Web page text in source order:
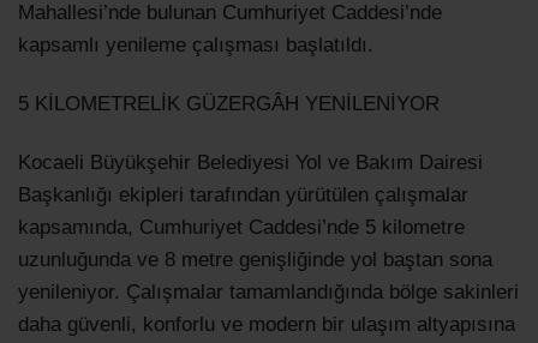
Mahallesi’nde bulunan Cumhuriyet Caddesi’nde
kapsamlı yenileme çalışması başlatıldı.
5 KİLOMETRELİK GÜZERGÂH YENİLENİYOR
Kocaeli Büyükşehir Belediyesi Yol ve Bakım Dairesi
Başkanlığı ekipleri tarafından yürütülen çalışmalar
kapsamında, Cumhuriyet Caddesi’nde 5 kilometre
uzunluğunda ve 8 metre genişliğinde yol baştan sona
yenileniyor. Çalışmalar tamamlandığında bölge sakinleri
daha güvenli, konforlu ve modern bir ulaşım altyapısına